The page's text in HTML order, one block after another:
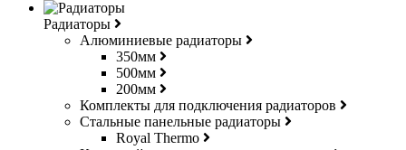
Радиаторы
Алюминиевые радиаторы
350мм
500мм
200мм
Комплекты для подключения радиаторов
Стальные панельные радиаторы
Royal Thermo